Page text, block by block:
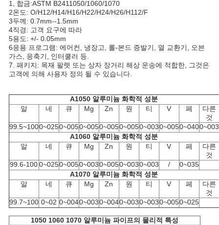
구
하
세
요
사
이
트
맵
사
생
1, 합금:ASTM B2411050/1060/1070
2온도: O/H12/H14/H16/H22/H24/H26/H112/F
3두께: 0.7mm--1.5mm
4직경: 고객 요구에 따라
5용도: +/- 0.05mm
6응용 프로그램: 에어컨, 냉장고, 롤-본드 증발기, 열 교환기, 오븐
가스, 응축기, 인터쿨러 등.
7. 패키지: 목재 팔렛 또는 상자 장거리 해상 운송에 적합한, 그것은
고객에 의해 사용자 정의 될 수 있습니다.
A1050 알루미늄 화학적 성분
알
네 큐 Mg Zn 원 티 V 페
다른
것
99.5~1000~0250~0050~0050~0050~0050~0030~0050~0400~003
A1060 알루미늄 화학적 성분
알
네 큐 Mg Zn 원 티 V 페
다른
것
99.6-1000~0250~0050~0030~0050~0030~003 /
0~035
A1070 알루미늄 화학적 성분
알
네 큐 Mg Zn 원 티 V 페
다른
것
99.7~100 0~02 0~0040~0030~0040~0030~0030~0050~025
1050 1060 1070 알루미늄 파이프의 물리적 특성